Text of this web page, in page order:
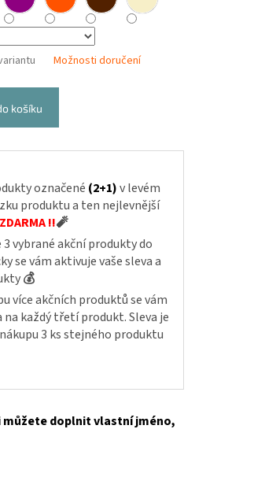
Možnosti doručení
košíku
označené (2+1)v levém
produktu a ten nejlevnější
ZDARMA !!🧨
vybrané akční produkty do
se vám aktivuje vaše sleva a
💰
více akčních produktů se vám
na každý třetí produkt. Sleva je
3 ks stejného produktu
můžete doplnit vlastní jméno,